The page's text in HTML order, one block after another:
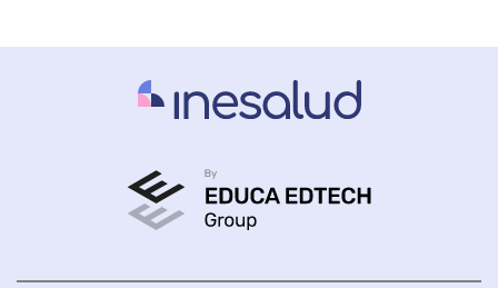
Acepto el tratamiento de mis datos con la
finalidad prevista en la información
Leer más